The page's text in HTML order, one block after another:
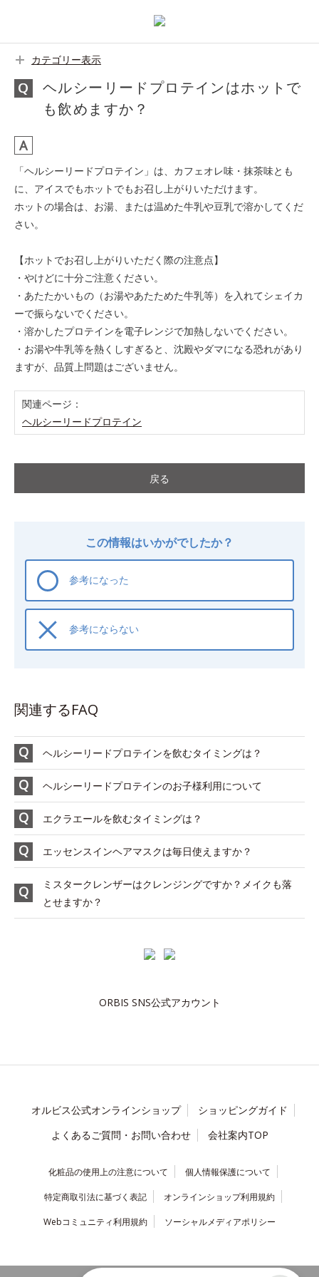
カテゴリー表示
ヘルシーリードプロテインはホットで
も飲めますか？
「ヘルシーリードプロテイン」は、カフェオレ味・抹茶味とも
に、アイスでもホットでもお召し上がりいただけます。
ホットの場合は、お湯、または温めた牛乳や豆乳で溶かしてくだ
さい。
【ホットでお召し上がりいただく際の注意点】
・やけどに十分ご注意ください。
・あたたかいもの（お湯やあたためた牛乳等）を入れてシェイカ
ーで振らないでください。
・溶かしたプロテインを電子レンジで加熱しないでください。
・お湯や牛乳等を熱くしすぎると、沈殿やダマになる恐れがあり
ますが、品質上問題はございません。
関連ページ：
ヘルシーリードプロテイン
戻る
この情報はいかがでしたか？
参考になった
参考にならない
関連するFAQ
ヘルシーリードプロテインを飲むタイミングは？
ヘルシーリードプロテインのお子様利用について
エクラエールを飲むタイミングは？
エッセンスインヘアマスクは毎日使えますか？
ミスタークレンザーはクレンジングですか？メイクも落
とせますか？
ORBIS SNS公式アカウント
オルビス公式オンラインショップ
ショッピングガイド
よくあるご質問・お問い合わせ
会社案内TOP
化粧品の使用上の注意について 個人情報保護について
特定商取引法に基づく表記 オンラインショップ利用規約
Webコミュニティ利用規約 ソーシャルメディアポリシー